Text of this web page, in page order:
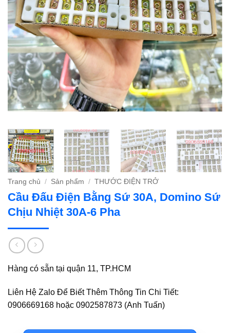
Trang chủ / Sản phẩm / THƯỚC ĐIỆN TRỞ
Cầu Đấu Điện Bằng Sứ 30A, Domino Sứ
Chịu Nhiệt 30A-6 Pha
Hàng có sẵn tại quận 11, TP.HCM
Liên Hệ Zalo Để Biết Thêm Thông Tin Chi Tiết:
0906669168 hoặc 0902587873 (Anh Tuấn)